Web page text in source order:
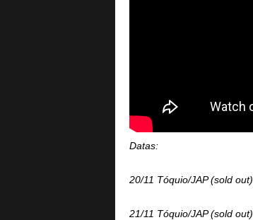
Datas:
20/11 Tóquio/JAP (sold out)
21/11 Tóquio/JAP (sold out)